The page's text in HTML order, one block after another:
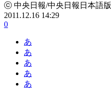
ⓒ 中央日報/中央日報日本語版
2011.12.16 14:29
0
あ
あ
あ
あ
あ